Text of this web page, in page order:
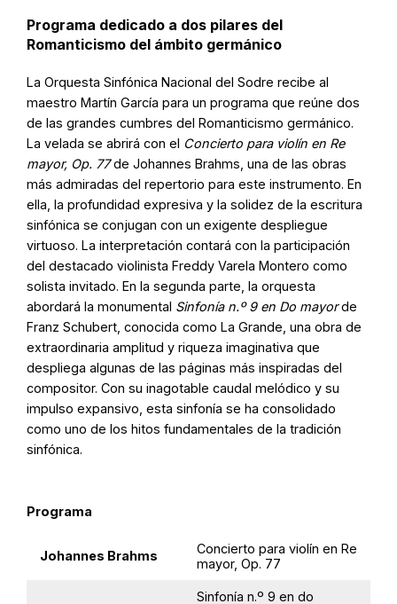
Programa dedicado a dos pilares del
Romanticismo del ámbito germánico
La Orquesta Sinfónica Nacional del Sodre recibe al
maestro Martín García para un programa que reúne dos
de las grandes cumbres del Romanticismo germánico.
La velada se abrirá con el Concierto para violín en Re
mayor, Op. 77de Johannes Brahms, una de las obras
más admiradas del repertorio para este instrumento. En
ella, la profundidad expresiva y la solidez de la escritura
sinfónica se conjugan con un exigente despliegue
virtuoso. La interpretación contará con la participación
del destacado violinista Freddy Varela Montero como
solista invitado. En la segunda parte, la orquesta
abordará la monumental Sinfonía n.º 9 en Do mayorde
Franz Schubert, conocida como La Grande, una obra de
extraordinaria amplitud y riqueza imaginativa que
despliega algunas de las páginas más inspiradas del
compositor. Con su inagotable caudal melódico y su
impulso expansivo, esta sinfonía se ha consolidado
como uno de los hitos fundamentales de la tradición
sinfónica.
Programa
Johannes Brahms
Concierto para violín en Re
mayor, Op. 77
Sinfonía n.º 9 en do